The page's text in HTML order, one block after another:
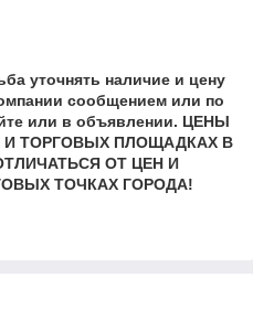
уточнять наличие и цену
сообщением или по
или в объявлении. ЦЕНЫ
И ТОРГОВЫХ ПЛОЩАДКАХ В
ОТ ЦЕН И
ТОЧКАХ ГОРОДА!